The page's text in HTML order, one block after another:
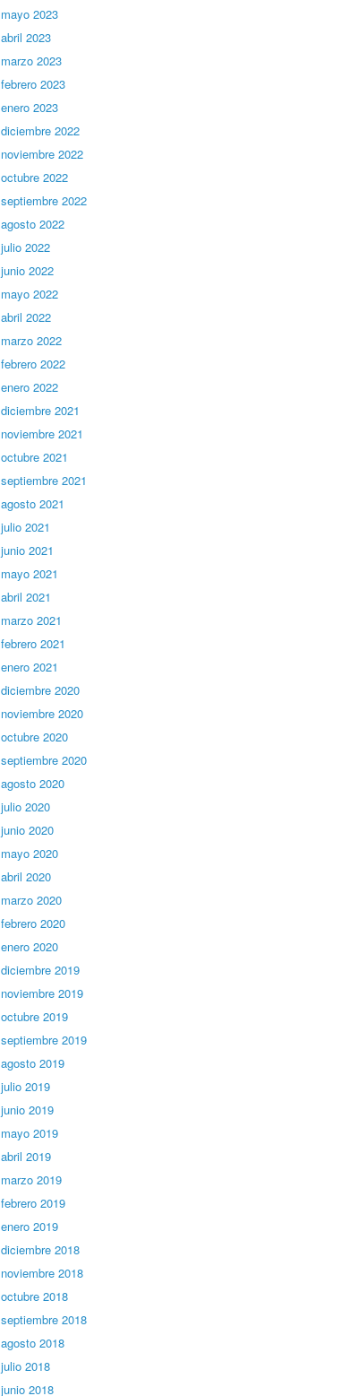
mayo 2023
abril 2023
marzo 2023
febrero 2023
enero 2023
diciembre 2022
noviembre 2022
octubre 2022
septiembre 2022
agosto 2022
julio 2022
junio 2022
mayo 2022
abril 2022
marzo 2022
febrero 2022
enero 2022
diciembre 2021
noviembre 2021
octubre 2021
septiembre 2021
agosto 2021
julio 2021
junio 2021
mayo 2021
abril 2021
marzo 2021
febrero 2021
enero 2021
diciembre 2020
noviembre 2020
octubre 2020
septiembre 2020
agosto 2020
julio 2020
junio 2020
mayo 2020
abril 2020
marzo 2020
febrero 2020
enero 2020
diciembre 2019
noviembre 2019
octubre 2019
septiembre 2019
agosto 2019
julio 2019
junio 2019
mayo 2019
abril 2019
marzo 2019
febrero 2019
enero 2019
diciembre 2018
noviembre 2018
octubre 2018
septiembre 2018
agosto 2018
julio 2018
junio 2018